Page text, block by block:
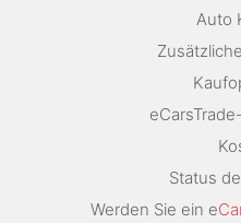
Auto
Status
Werden Sie ein e